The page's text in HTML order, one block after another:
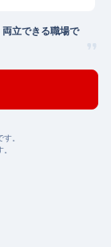
立できる職場で
。